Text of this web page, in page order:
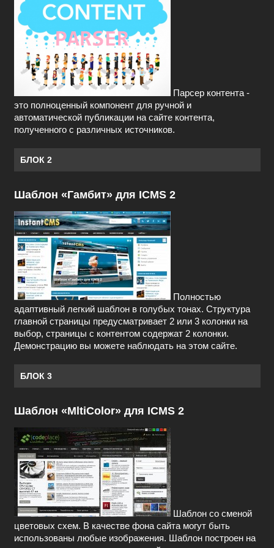
Парсер контента -
это полноценный компонент для ручной и
автоматической публикации на сайте контента,
полученного с различных источников.
БЛОК 2
Шаблон «Гамбит» для ICMS 2
Полностью
адаптивный легкий шаблон в голубых тонах. Структура
главной страницы предусматривает 2 или 3 колонки на
выбор, страницы с контентом содержат 2 колонки.
Демонстрацию вы можете наблюдать на этом сайте.
БЛОК 3
Шаблон «MltiColor» для ICMS 2
Шаблон со сменой
цветовых схем. В качестве фона сайта могут быть
использованы любые изображения. Шаблон построен на